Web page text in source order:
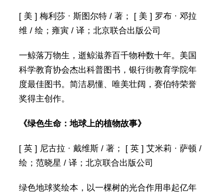
[ 美 ] 梅利莎 · 斯图尔特 / 著； [ 美 ] 罗布 · 邓拉
维 / 绘；雍寅 / 译；北京联合出版公司
一鲸落万物生，逝鲸滋养百千物种数十年。美国
科学教育协会杰出科普图书，银行街教育学院年
度最佳图书。简洁易懂、唯美壮阔，赛伯特荣誉
奖得主创作。
《绿色生命：地球上的植物故事》
[ 英 ] 尼古拉 · 戴维斯 / 著； [ 英 ] 艾米莉 · 萨顿 /
绘；范晓星 / 译；北京联合出版公司
绿色地球奖绘本，以一棵树的光合作用串起亿年